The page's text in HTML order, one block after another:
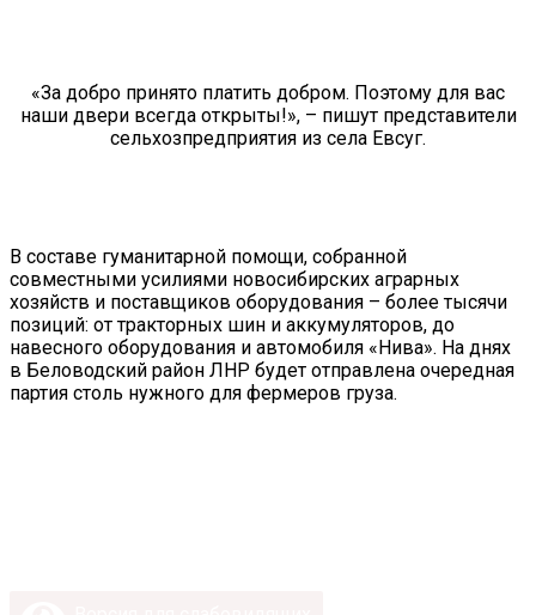
«За добро принято платить добром. Поэтому для вас
наши двери всегда открыты!», – пишут представители
сельхозпредприятия из села Евсуг.
В составе гуманитарной помощи, собранной
совместными усилиями новосибирских аграрных
хозяйств и поставщиков оборудования – более тысячи
позиций: от тракторных шин и аккумуляторов, до
навесного оборудования и автомобиля «Нива». На днях
в Беловодский район ЛНР будет отправлена очередная
партия столь нужного для фермеров груза.